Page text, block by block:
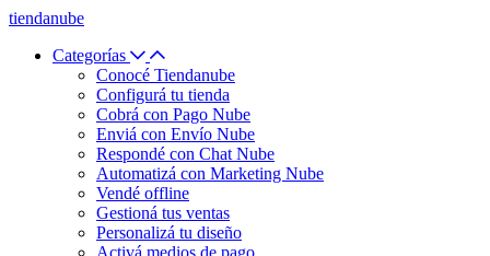
tiendanube
Categorías
Conocé Tiendanube
Configurá tu tienda
Cobrá con Pago Nube
Enviá con Envío Nube
Respondé con Chat Nube
Automatizá con Marketing Nube
Vendé offline
Gestioná tus ventas
Personalizá tu diseño
Activá medios de pago